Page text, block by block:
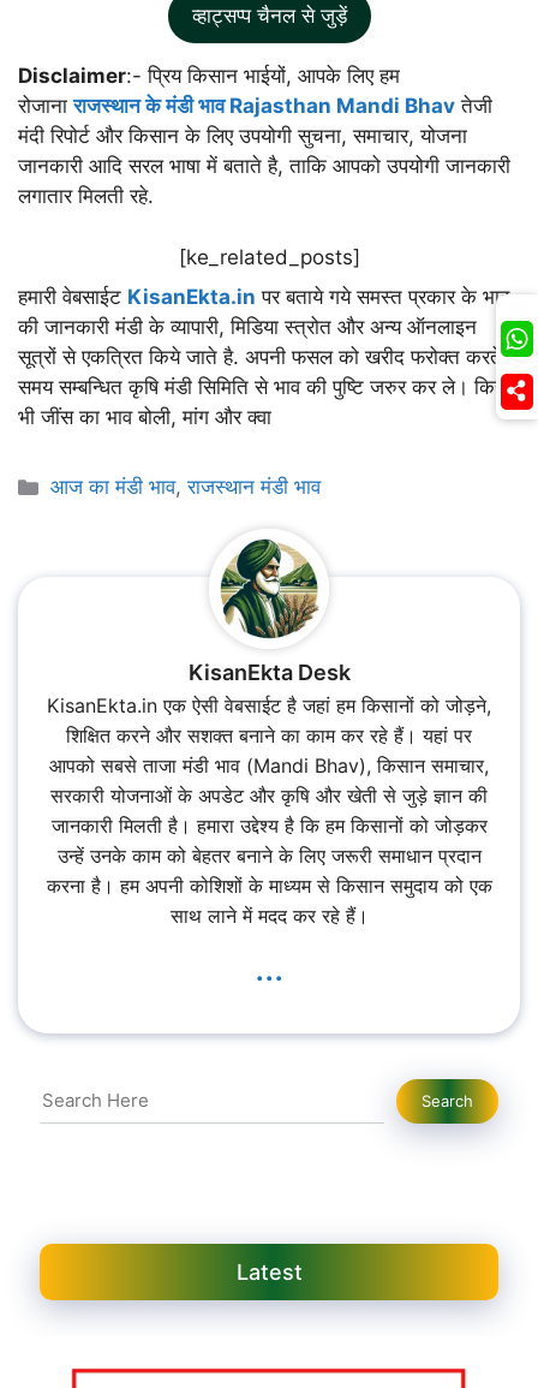
व्हाट्सप्प चैनल से जुड़ें
Disclaimer:- प्रिय किसान भाईयों, आपके लिए हम
रोजानाराजस्थान के मंडी भाव Rajasthan Mandi Bhav तेजी
मंदी रिपोर्ट और किसान के लिए उपयोगी सुचना, समाचार, योजना
जानकारी आदि सरल भाषा में बताते है, ताकि आपको उपयोगी जानकारी
लगातार मिलती रहे.
[ke_related_posts]
हमारी वेबसाईट KisanEkta.in पर बताये गये समस्त प्रकार के भाव
की जानकारी मंडी के व्यापारी, मिडिया स्त्रोत और अन्य ऑनलाइन
सूत्रों से एकत्रित किये जाते है. अपनी फसल को खरीद फरोक्त करते
समय सम्बन्धित कृषि मंडी सिमिति से भाव की पुष्टि जरुर कर ले। किसी
भी जींस का भाव बोली, मांग और क्वा
Categories
आज का मंडी भाव,राजस्थान मंडी भाव
KisanEkta Desk
KisanEkta.in एक ऐसी वेबसाईट है जहां हम किसानों को जोड़ने,
शिक्षित करने और सशक्त बनाने का काम कर रहे हैं। यहां पर
आपको सबसे ताजा मंडी भाव (Mandi Bhav), किसान समाचार,
सरकारी योजनाओं के अपडेट और कृषि और खेती से जुड़े ज्ञान की
जानकारी मिलती है। हमारा उद्देश्य है कि हम किसानों को जोड़कर
उन्हें उनके काम को बेहतर बनाने के लिए जरूरी समाधान प्रदान
करना है। हम अपनी कोशिशों के माध्यम से किसान समुदाय को एक
साथ लाने में मदद कर रहे हैं।
...
Search Search
Latest